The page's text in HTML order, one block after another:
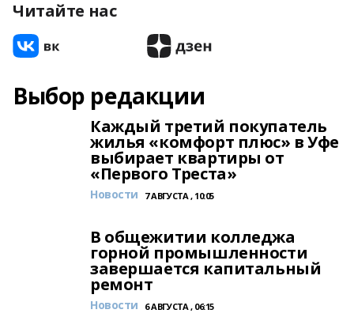
Читайте нас
Выбор редакции
Каждый третий покупатель
жилья «комфорт плюс» в Уфе
выбирает квартиры от
«Первого Треста»
Новости 7 АВГУСТА , 10:05
В общежитии колледжа
горной промышленности
завершается капитальный
ремонт
Новости 6 АВГУСТА , 06:15